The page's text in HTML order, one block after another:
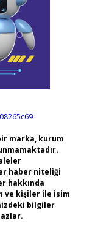
marka, kurum
haber niteliği
hakkında
ve kişiler ile isim
bilgiler